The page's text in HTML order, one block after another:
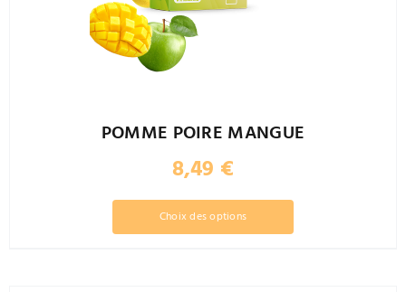
POMME POIRE MANGUE
8,49 €
Choix des options
Ce
produit